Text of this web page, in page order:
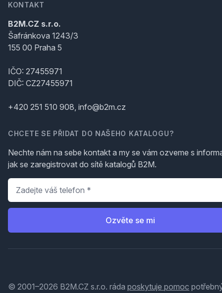
KONTAKT
B2M.CZ s.r.o.
Šafránkova 1243/3
155 00 Praha 5
IČO: 27455971
DIČ: CZ27455971
+420 251 510 908, info@b2m.cz
CHCETE SE PŘIDAT DO NAŠEHO KATALOGU?
Nechte nám na sebe kontakt a my se vám ozveme s
jak se zaregistrovat do sítě katalogů B2M.
Telefon
Ozvěte se mi
© 2001–2026 B2M.CZ s.r.o. ráda poskytuje pomoc